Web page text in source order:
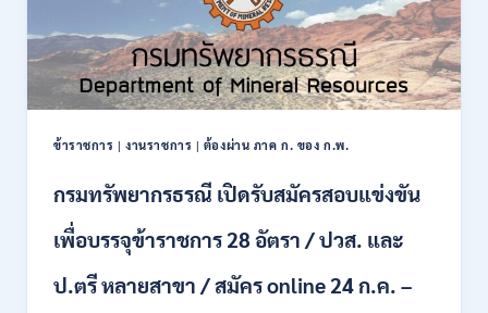
ปวช.
ปวส.
ป.ตรี
หลาย
/
ต้อง
ภาค
ของ
ข้าราชการ |งานราชการ | ต้องผ่าน ภาค ก. ของ ก.พ.
กรมทรัพยากรธรณี เปิดรับสมัครสอบแข่งขัน
เพื่อบรรจุข้าราชการ 28 อัตรา / ปวส. และ
ป.ตรี หลายสาขา / สมัคร online 24 ก.ค. –